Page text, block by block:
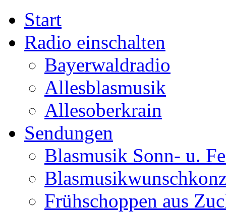
Start
Radio einschalten
Bayerwaldradio
Allesblasmusik
Allesoberkrain
Sendungen
Blasmusik Sonn- u.
Frühschoppen aus